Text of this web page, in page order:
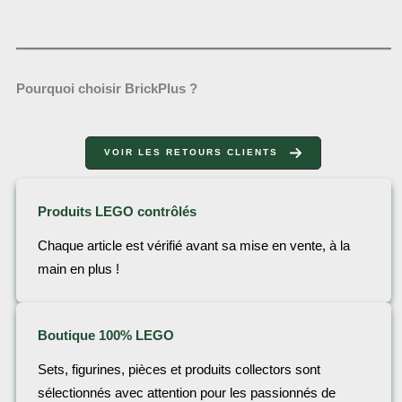
Pourquoi choisir BrickPlus ?
VOIR LES RETOURS CLIENTS
Produits LEGO contrôlés
Chaque article est vérifié avant sa mise en vente, à la
main en plus !
Boutique 100% LEGO
Sets, figurines, pièces et produits collectors sont
sélectionnés avec attention pour les passionnés de